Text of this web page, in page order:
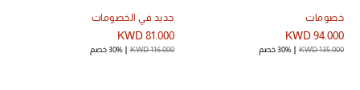
خصومات
KWD 94.000
KWD 135.000 30% خصم
جديد في الخصومات
KWD 81.000
KWD 116.000 30% خصم